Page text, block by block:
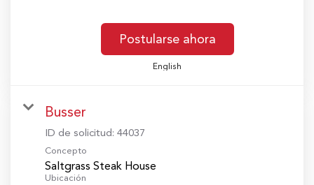
Postularse ahora
English
Busser
ID de solicitud: 44037
Concepto
Saltgrass Steak House
Ubicación